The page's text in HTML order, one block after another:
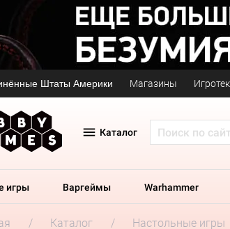
Штаты Америки Магазины
Каталог
игры Варгеймы Warhammer
Каталог Настольные игры